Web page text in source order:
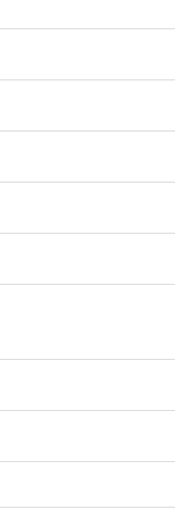
добавить любой
другие изменения
с нами.
нужна помощь,